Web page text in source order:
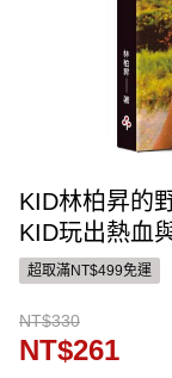
KID林柏昇的
KID玩出熱血
超取滿NT$499免運
NT$330
NT$261